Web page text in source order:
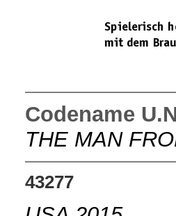
Codename
THE MAN
43277